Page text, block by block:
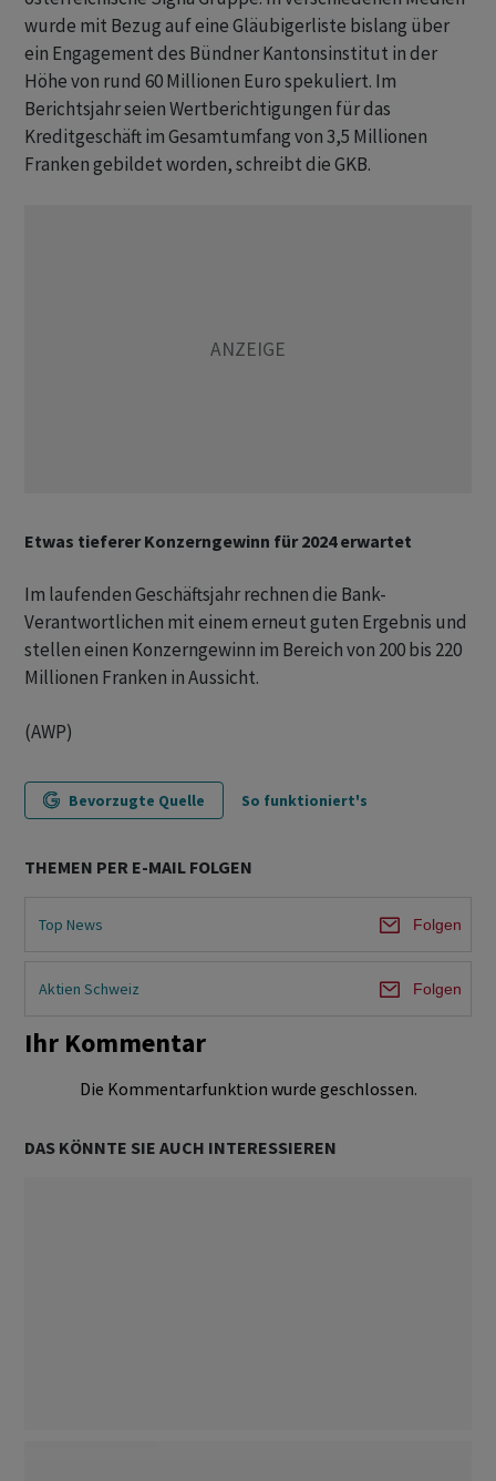
wurde mit Bezug auf eine Gläubigerliste bislang über
ein Engagement des Bündner Kantonsinstitut in der
Höhe von rund 60 Millionen Euro spekuliert. Im
Berichtsjahr seien Wertberichtigungen für das
Kreditgeschäft im Gesamtumfang von 3,5 Millionen
Franken gebildet worden, schreibt die GKB.
Etwas tieferer Konzerngewinn für 2024 erwartet
Im laufenden Geschäftsjahr rechnen die Bank-
Verantwortlichen mit einem erneut guten Ergebnis und
stellen einen Konzerngewinn im Bereich von 200 bis 220
Millionen Franken in Aussicht.
(AWP)
Bevorzugte Quelle So funktioniert's
THEMEN PER E-MAIL FOLGEN
Top News Folgen
Aktien Schweiz Folgen
Ihr Kommentar
Die Kommentarfunktion wurde geschlossen.
DAS KÖNNTE SIE AUCH INTERESSIEREN